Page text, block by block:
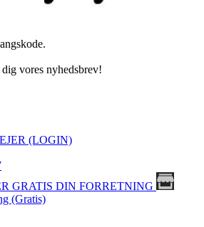
vores nyhedsbrev!
(LOGIN)
GRATIS DIN FORRETNING
(Gratis)